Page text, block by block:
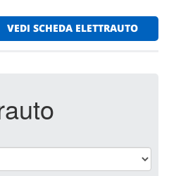
VEDI SCHEDA ELETTRAUTO